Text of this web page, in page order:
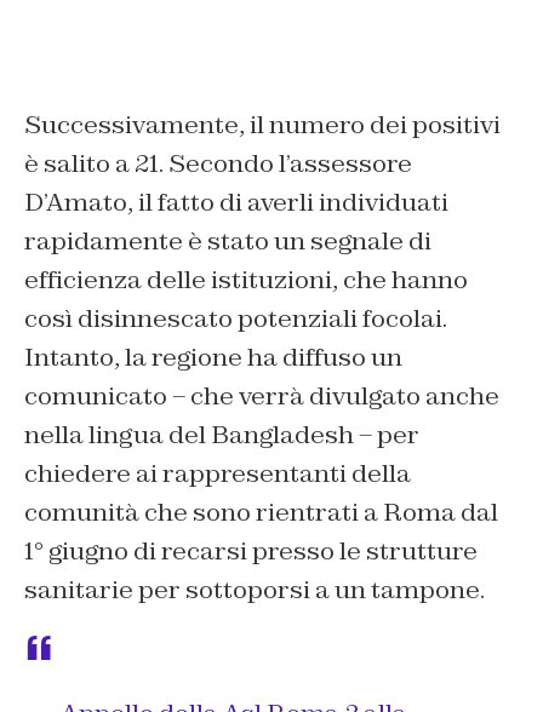
Successivamente, il numero dei positivi
è salito a 21. Secondo l’assessore
D’Amato, il fatto di averli individuati
rapidamente è stato un segnale di
efficienza delle istituzioni, che hanno
così disinnescato potenziali focolai.
Intanto, la regione ha diffuso un
comunicato – che verrà divulgato anche
nella lingua del Bangladesh – per
chiedere ai rappresentanti della
comunità che sono rientrati a Roma dal
1° giugno di recarsi presso le strutture
sanitarie per sottoporsi a un tampone.